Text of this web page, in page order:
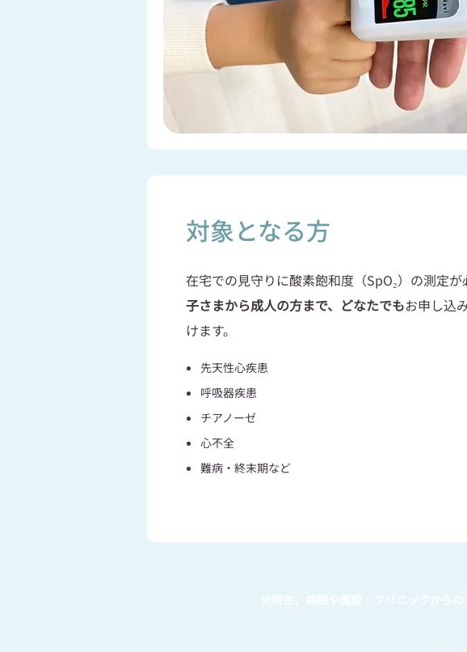
​対象となる方
在宅での見守りに酸素飽和度（SpO₂）の測定が
子さまから成人の方まで、どなたでもお申し込
けます。
先天性心疾患
呼吸器疾患
チアノーゼ
​心不全
​難病・終末期など
※現在、病院や施設・クリニックからの